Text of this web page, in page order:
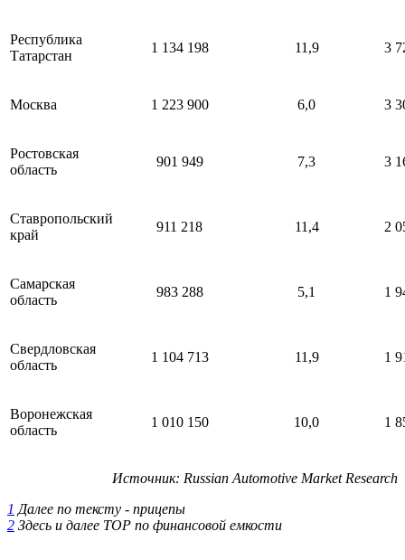
Республика
Татарстан
1 134 198 11,9 3
Москва 1 223 900 6,0 3
Ростовская
область
901 949 7,3 3
Ставропольский
край
911 218 11,4 2
Самарская
область
983 288 5,1 1
Свердловская
область
1 104 713 11,9 1
Воронежская
область
1 010 150 10,0 1
Источник: Russian Automotive Market Research
1 Далее по тексту - прицепы
2 Здесь и далее ТОР по финансовой емкости